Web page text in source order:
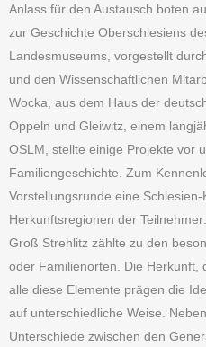
Anlass für den Austausch boten
zur Geschichte Oberschlesiens
Landesmuseums, vorgestellt
und den Wissenschaftlichen
Wocka, aus dem Haus der
Oppeln und Gleiwitz, einem
OSLM, stellte einige Projekte vor
Familiengeschichte. Zum
Vorstellungsrunde eine
Herkunftsregionen der
Groß Strehlitz zählte zu den
oder Familienorten. Die Herkunft,
alle diese Elemente prägen die
auf unterschiedliche Weise.
Unterschiede zwischen den